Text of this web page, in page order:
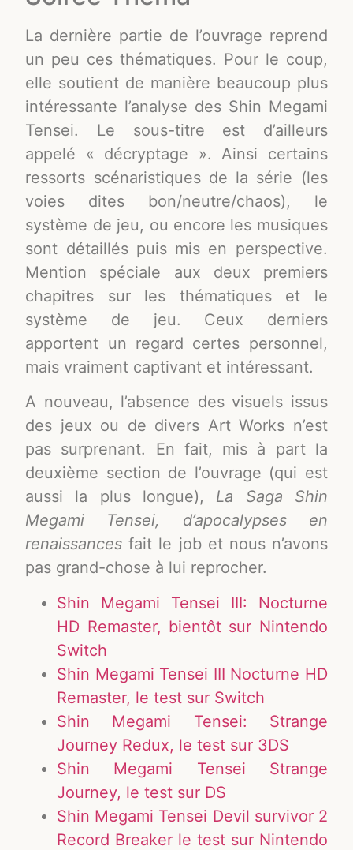
La dernière partie de l’ouvrage reprend
un peu ces thématiques. Pour le coup,
elle soutient de manière beaucoup plus
intéressante l’analyse des Shin Megami
Tensei. Le sous-titre est d’ailleurs
appelé « décryptage ». Ainsi certains
ressorts scénaristiques de la série (les
voies dites bon/neutre/chaos), le
système de jeu, ou encore les musiques
sont détaillés puis mis en perspective.
Mention spéciale aux deux premiers
chapitres sur les thématiques et le
système de jeu. Ceux derniers
apportent un regard certes personnel,
mais vraiment captivant et intéressant.
A nouveau, l’absence des visuels issus
des jeux ou de divers Art Works n’est
pas surprenant. En fait, mis à part la
deuxième section de l’ouvrage (qui est
aussi la plus longue), La Saga Shin
Megami Tensei, d’apocalypses en
renaissances fait le job et nous n’avons
pas grand-chose à lui reprocher.
Shin Megami Tensei III: Nocturne
HD Remaster, bientôt sur Nintendo
Switch
Shin Megami Tensei III Nocturne HD
Remaster, le test sur Switch
Shin Megami Tensei: Strange
Journey Redux, le test sur 3DS
Shin Megami Tensei Strange
Journey, le test sur DS
Shin Megami Tensei Devil survivor 2
Record Breaker le test sur Nintendo